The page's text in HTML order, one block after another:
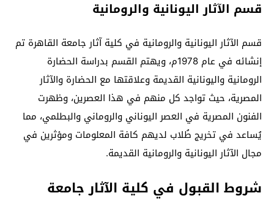
قسم الآثار اليونانية والرومانية
قسم الآثار اليونانية والرومانية في كلية آثار جامعة القاهرة تم
إنشائه في عام 1978م، ويهتم القسم بدراسة الحضارة
الرومانية واليونانية القديمة وعلاقتها مع الحضارة والآثار
المصرية، حيث تواجد كل منهم في هذا العصرين، وظهرت
الفنون المصرية في العصر اليوناني والروماني والبطلمي، مما
يُساعد في تخريج طُلاب لديهم كافة المعلومات ومؤثرين في
مجال الآثار اليونانية والرومانية القديمة.
شروط القبول في كلية الآثار جامعة